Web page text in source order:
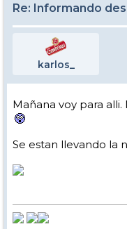
Re: Informando
karlos_
Mañana voy para
Se estan llevando la